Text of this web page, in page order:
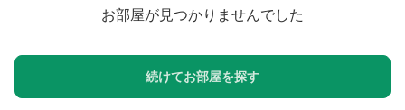
お部屋が見つかりませんでした
続けてお部屋を探す